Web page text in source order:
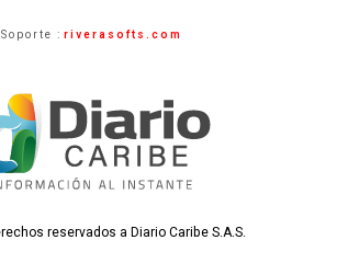
Soporte : riverasofts.com
reservados a Diario Caribe S.A.S.